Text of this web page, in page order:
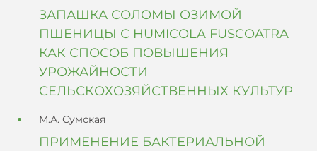
ЗАПАШКА СОЛОМЫ ОЗИМОЙ
ПШЕНИЦЫ С HUMICOLA FUSCOATRA
КАК СПОСОБ ПОВЫШЕНИЯ
УРОЖАЙНОСТИ
СЕЛЬСКОХОЗЯЙСТВЕННЫХ КУЛЬТУР
М.А. Сумская
ПРИМЕНЕНИЕ БАКТЕРИАЛЬНОЙ